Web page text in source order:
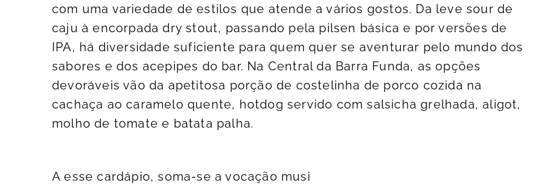
com uma variedade de estilos que atende a vários gostos. Da leve sour de
caju à encorpada dry stout, passando pela pilsen básica e por versões de
IPA, há diversidade suficiente para quem quer se aventurar pelo mundo dos
sabores e dos acepipes do bar. Na Central da Barra Funda, as opções
devoráveis vão da apetitosa porção de costelinha de porco cozida na
cachaça ao caramelo quente, hotdog servido com salsicha grelhada, aligot,
molho de tomate e batata palha.
A esse cardápio, soma-se a vocação musi